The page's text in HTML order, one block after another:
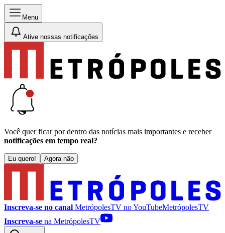
Menu
Ative nossas notificações
Você quer ficar por dentro das notícias mais importantes e receber
notificações em tempo real?
Eu quero! Agora não
Inscreva-se no canal MetrópolesTV noYouTubeMetrópolesTV
Inscreva-se na MetrópolesTV